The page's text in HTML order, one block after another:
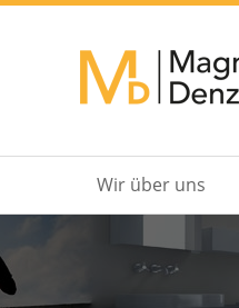
Wir über uns